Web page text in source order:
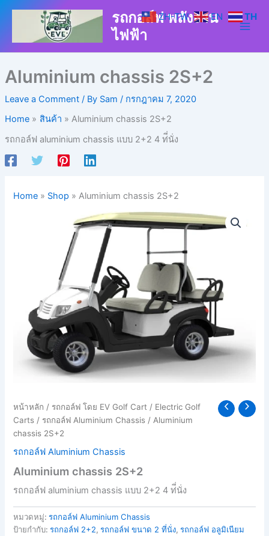
รถกอล์ฟ พลังงาน
ไฟฟ้า
Aluminium chassis 2S+2
Leave a Comment / By Sam / กรกฎาคม 7, 2020
Home
สินค้า
Aluminium chassis 2S+2
รถกอล์ฟ aluminium chassis แบบ 2+2 4 ท่ี่นั่ง
Home » Shop »Aluminium chassis 2S+2
หน้าหลัก / รถกอล์ฟ โดย EV Golf Cart / Electric Golf
Carts / รถกอล์ฟ Aluminium Chassis / Aluminium
chassis 2S+2
รถกอล์ฟ Aluminium Chassis
Aluminium chassis 2S+2
รถกอล์ฟ aluminium chassis แบบ 2+2 4 ท่ี่นั่ง
หมวดหมู่:รถกอล์ฟ Aluminium Chassis
ป้ายกำกับ:รถกอล์ฟ 2+2,รถกอล์ฟ ขนาด 2 ที่นั่ง,รถกอล์ฟ อลูมิเนียม
ZH-TW EN TH